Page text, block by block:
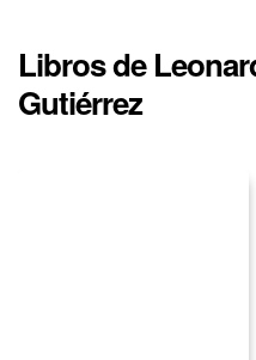
Libros de
Gutiérrez